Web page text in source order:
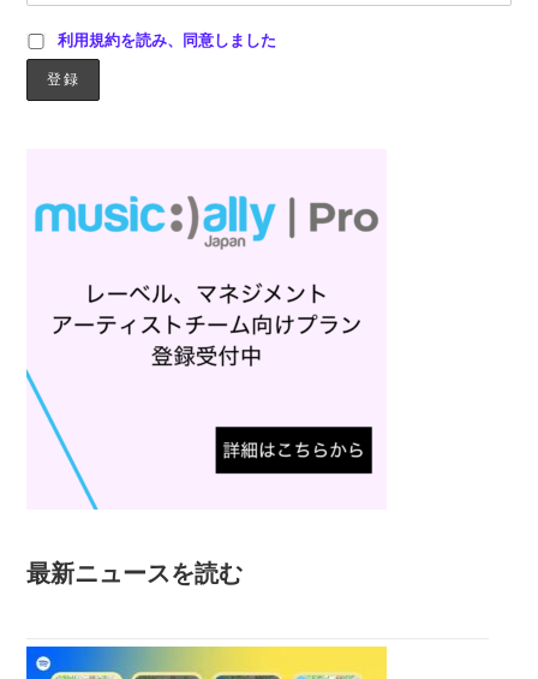
利用規約を読み、同意しました
最新ニュースを読む